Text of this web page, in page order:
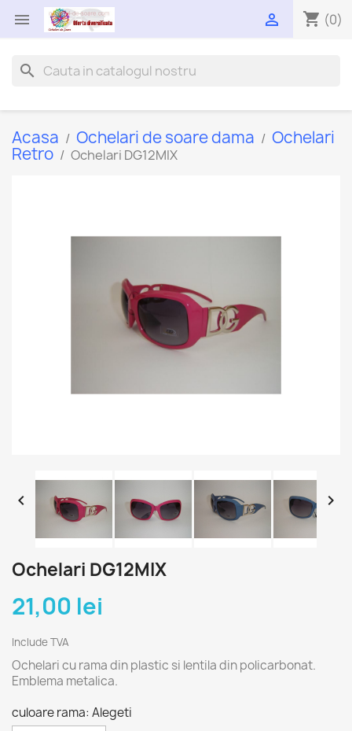
 shopping_cart (0)

search
Acasa Ochelari de soare dama Ochelari
Retro Ochelari DG12MIX
 
Ochelari DG12MIX
21,00 lei
Include TVA
Ochelari cu rama din plastic si lentila din policarbonat.
Emblema metalica.
culoare rama: Alegeti